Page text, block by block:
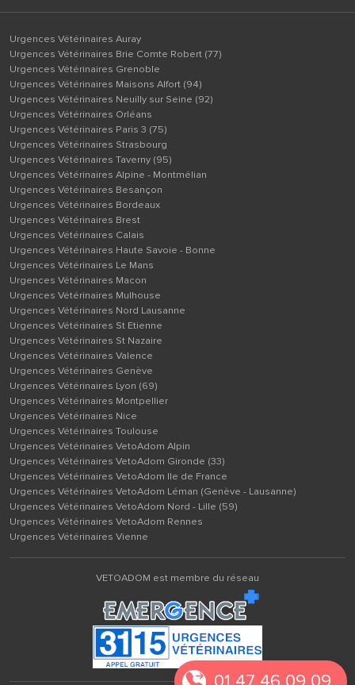
Urgences Vétérinaires Auray
Urgences Vétérinaires Brie Comte Robert (77)
Urgences Vétérinaires Grenoble
Urgences Vétérinaires Maisons Alfort (94)
Urgences Vétérinaires Neuilly sur Seine (92)
Urgences Vétérinaires Orléans
Urgences Vétérinaires Paris 3 (75)
Urgences Vétérinaires Strasbourg
Urgences Vétérinaires Taverny (95)
Urgences Vétérinaires Alpine - Montmélian
Urgences Vétérinaires Besançon
Urgences Vétérinaires Bordeaux
Urgences Vétérinaires Brest
Urgences Vétérinaires Calais
Urgences Vétérinaires Haute Savoie - Bonne
Urgences Vétérinaires Le Mans
Urgences Vétérinaires Macon
Urgences Vétérinaires Mulhouse
Urgences Vétérinaires Nord Lausanne
Urgences Vétérinaires St Etienne
Urgences Vétérinaires St Nazaire
Urgences Vétérinaires Valence
Urgences Vétérinaires Genève
Urgences Vétérinaires Lyon (69)
Urgences Vétérinaires Montpellier
Urgences Vétérinaires Nice
Urgences Vétérinaires Toulouse
Urgences Vétérinaires VetoAdom Alpin
Urgences Vétérinaires VetoAdom Gironde (33)
Urgences Vétérinaires VetoAdom Ile de France
Urgences Vétérinaires VetoAdom Léman (Genève - Lausanne)
Urgences Vétérinaires VetoAdom Nord - Lille (59)
Urgences Vétérinaires VetoAdom Rennes
Urgences Vétérinaires Vienne
VETOADOM est membre du réseau